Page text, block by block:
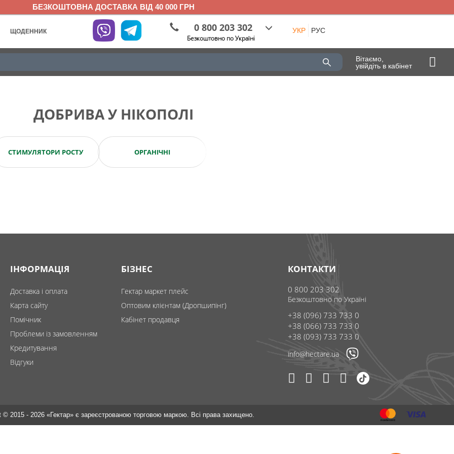
БЕЗКОШТОВНА ДОСТАВКА ВІД 40 000 ГРН
ЩОДЕННИК 0 800 203 302
Безкоштовно по Україні
УКР РУС
Вітаємо,
увійдіть в кабінет
ДОБРИВА У НІКОПОЛІ
СТИМУЛЯТОРИ РОСТУ ОРГАНІЧНІ
ІНФОРМАЦІЯ
Доставка і оплата
Карта сайту
Помічник
Проблеми із замовленням
Кредитування
Відгуки
БІЗНЕС
Гектар маркет плейс
Оптовим клієнтам (Дропшипінг)
Кабінет продавця
КОНТАКТИ
0 800 203 302
Безкоштовно по Україні
+38 (096) 733 733 0
+38 (066) 733 733 0
+38 (093) 733 733 0
info@hectare.ua
© 2015 - 2026 «Гектар» є зареєстрованою торговою маркою. Всі права захищено.